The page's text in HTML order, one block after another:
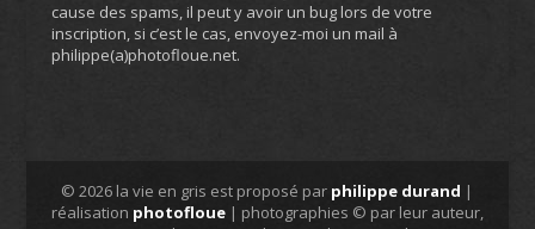
cause des spams, il peut y avoir un bug lors de votre
inscription, si c’est le cas, envoyez-moi un mail à
philippe(a)photofloue.net.
© 2026 la vie en gris est proposé par philippe durand |
réalisation photofloue| photographies © par leur auteur,